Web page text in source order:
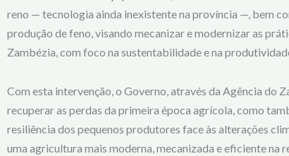
reno — tecnologia ainda inexistente na província —, bem
produção de feno, visando mecanizar e modernizar as
Zambézia, com foco na sustentabilidade e na
Com esta intervenção, o Governo, através da Agência do
recuperar as perdas da primeira época agrícola, como
resiliência dos pequenos produtores face às alterações
uma agricultura mais moderna, mecanizada e eficiente na